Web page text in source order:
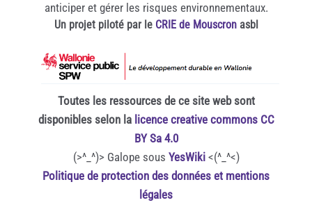
anticiper et gérer les risques environnementaux.
Un projet piloté par le CRIE de Mouscronasbl
Toutes les ressources de ce site web sont
disponibles selon la licence creative commons CC
BY Sa 4.0
(>^_^)> Galope sous YesWiki<(^_^<)
Politique de protection des données et mentions
légales